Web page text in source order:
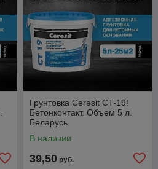
Грунтовка Ceresit CT-19!
Бетонконтакт. Объем 5 л.
Беларусь.
В наличии
39,50 руб.